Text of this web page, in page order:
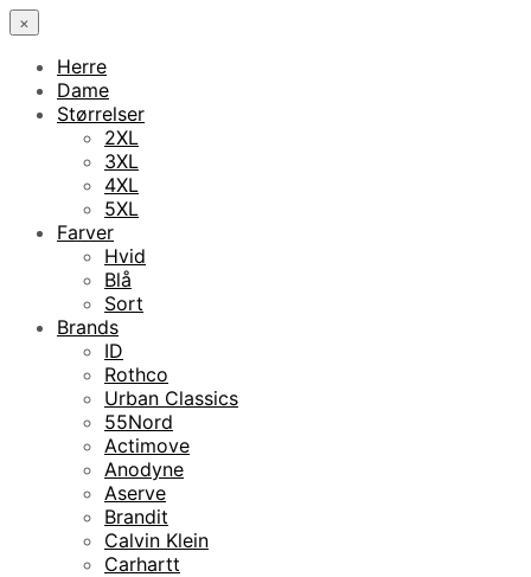
×
Herre
Dame
Størrelser
2XL
3XL
4XL
5XL
Farver
Hvid
Blå
Sort
Brands
ID
Rothco
Urban Classics
55Nord
Actimove
Anodyne
Aserve
Brandit
Calvin Klein
Carhartt